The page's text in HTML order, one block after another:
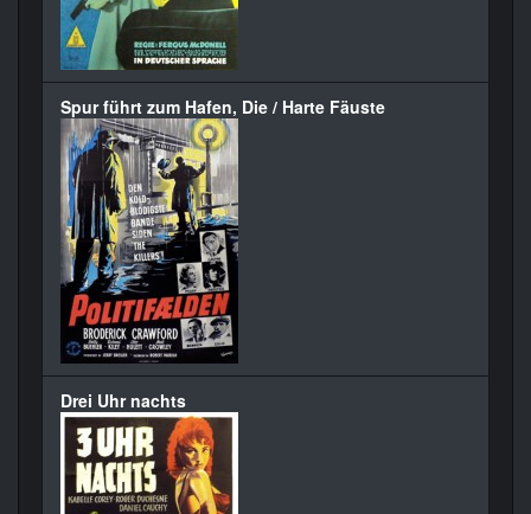
Spur führt zum Hafen, Die / Harte Fäuste
Drei Uhr nachts